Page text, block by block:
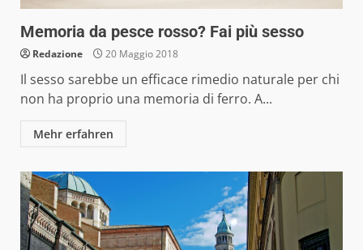
Memoria da pesce rosso? Fai più sesso
Redazione 20 Maggio 2018
Il sesso sarebbe un efficace rimedio naturale per chi
non ha proprio una memoria di ferro. A...
Mehr erfahren